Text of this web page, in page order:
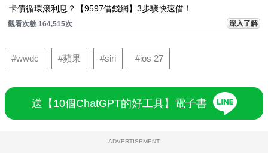
卡債循環滾利息？【9597借錢網】3步驟快速借！
觀看次數 164,515次 深入了解
#wwdc #蘋果 #siri #ios 27
送【10個ChatGPT的好工具】電子書
ADVERTISEMENT